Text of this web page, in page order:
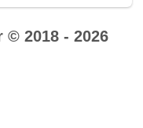
2018 - 2026